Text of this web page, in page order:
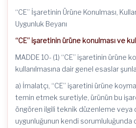
“CE” İşaretinin Ürüne Konulması,
Uygunluk Beyanı
“CE” işaretinin ürüne konulması ve
MADDE 10- (1) “CE” işaretinin ürüne
kullanılmasına dair genel esaslar
a) İmalatçı, “CE” işaretini ürüne
temin etmek suretiyle, ürünün bu
öngören ilgili teknik düzenleme veya
uygunluğunun kendi sorumluluğunda